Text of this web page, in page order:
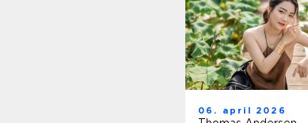
06. april 2026